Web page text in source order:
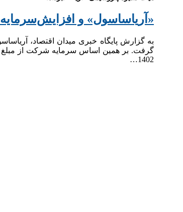
«آریاساسول» و افزایش‌سرمایه 50درصدی
1402…